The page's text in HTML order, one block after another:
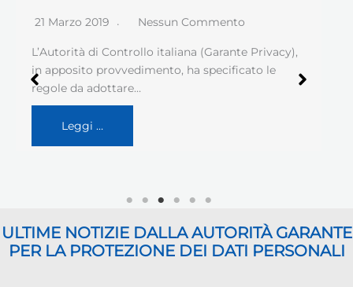
21 Marzo 2019 Nessun Commento
L’Autorità di Controllo italiana (Garante Privacy),
in apposito provvedimento, ha specificato le
regole da adottare…
Leggi …
ULTIME NOTIZIE DALLA AUTORITÀ GARANTE
PER LA PROTEZIONE DEI DATI PERSONALI